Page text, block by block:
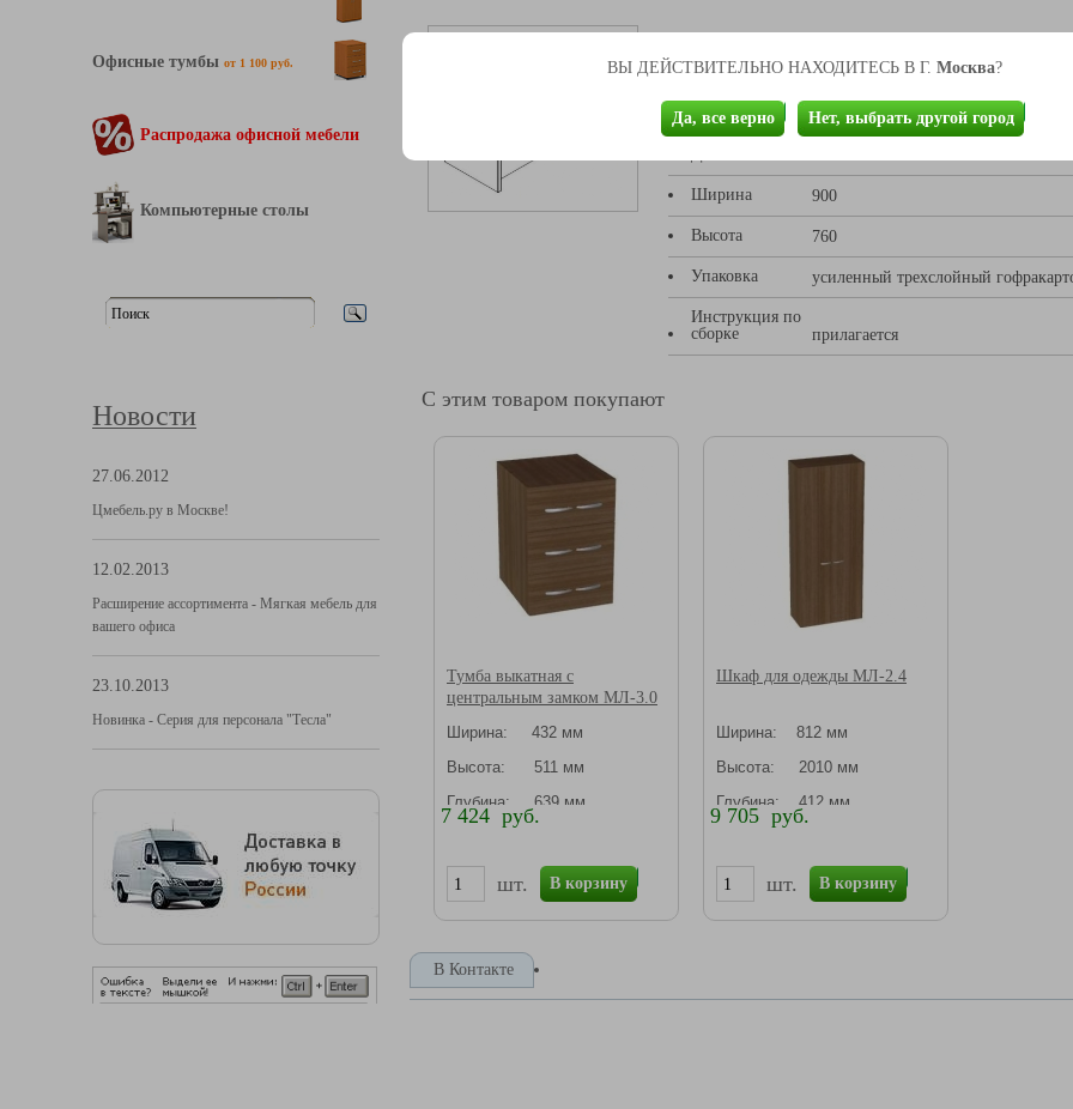
ВЫ ДЕЙСТВИТЕЛЬНО НАХОДИТЕСЬ В Г. Москва?
Да, все верно Нет, выбрать другой город
Офисные тумбы от 1 100 руб.
Распродажа офисной мебели
Компьютерные столы
Новости
27.06.2012
Цмебель.ру в Москве!
12.02.2013
Расширение ассортимента - Мягкая мебель для
вашего офиса
23.10.2013
Новинка - Серия для персонала "Тесла"
столешницы
52
Материал ДСП
Ширина 900
Высота 760
Упаковка усиленный трехслойный
Инструкция по
сборке
прилагается
С этим товаром покупают
Тумба выкатная с
центральным замком МЛ-3.0
Ширина: 432 мм
Высота: 511 мм
Глубина: 639 мм
7 424 руб.
шт. В корзину
Шкаф для одежды МЛ-2.4
Ширина: 812 мм
Высота: 2010 мм
Глубина: 412 мм
9 705 руб.
шт. В корзину
В Контакте